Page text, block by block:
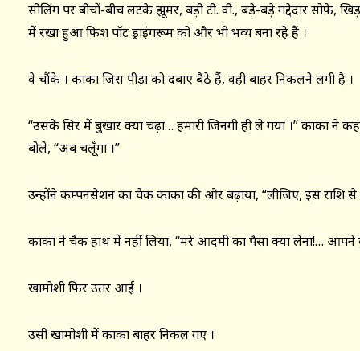
सीलिंग पर बीचों-बीच लटके झूमर, बड़ी टी. वी., बड़े-बड़े गद्देदार सोफ़े,
में रखा हुआ फिश पॉट ड्राइंगरूम को और भी भव्य बना रहे हैं ।
वे चौंके । काका जिस पीड़ा को दबाए बैठे हैं, वही बाहर निकलने लगी है ।
“उसके सिर में बुखार क्या चढ़ा… हमारी जिनगी ही ले गया ।” काका ने
बोले, “अब चलूँगा ।”
उन्होंने कम्पनसेशन का चैक काका की ओर बढ़ाया, “लीजिए, इस राशि
काका ने चैक हाथ में नहीं लिया, “मरे आदमी का पैसा क्या लेना!… आपने
खामोशी फिर उतर आई ।
उसी खामोशी में काका बाहर निकल गए ।